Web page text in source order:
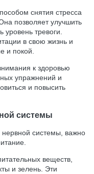
снятия стресса
позволяет улучшить
уровень тревоги.
в свою жизнь и
и покой.
к здоровью
упражнений и
и повысить
системы
системы, важно
веществ,
и зелень. Эти